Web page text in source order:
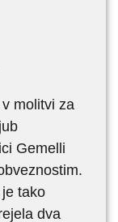
molitvi za
Gemelli
tako
dva